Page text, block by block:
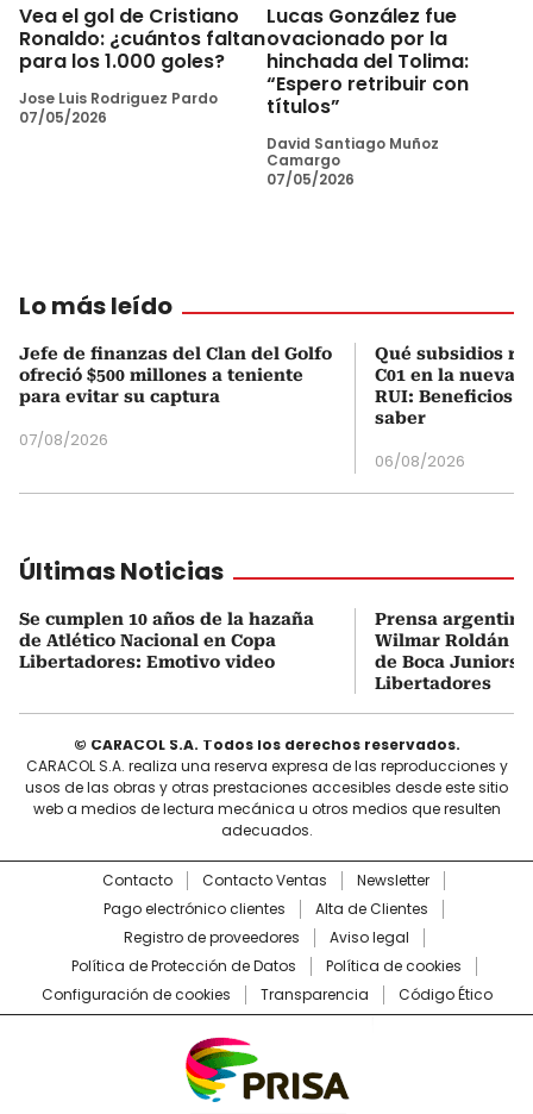
Vea el gol de Cristiano
Ronaldo: ¿cuántos faltan
para los 1.000 goles?
Jose Luis Rodriguez Pardo
07/05/2026
Lucas González fue
ovacionado por la
hinchada del Tolima:
“Espero retribuir con
títulos”
David Santiago Muñoz
Camargo
07/05/2026
Lo más leído
Jefe de finanzas del Clan del Golfo
ofreció $500 millones a teniente
para evitar su captura
07/08/2026
Qué subsidios
C01 en la nueva
RUI: Beneficios
saber
06/08/2026
Últimas Noticias
Se cumplen 10 años de la hazaña
de Atlético Nacional en Copa
Libertadores: Emotivo video
Prensa
Wilmar Roldán
de Boca Juniors
Libertadores
© CARACOL S.A. Todos los derechos reservados.
CARACOL S.A. realiza una reserva expresa de las reproducciones y
usos de las obras y otras prestaciones accesibles desde este sitio
web a medios de lectura mecánica u otros medios que resulten
adecuados.
Contacto Contacto Ventas
Newsletter
Pago electrónico clientes
Alta de Clientes
Registro de proveedores
Aviso legal
Política de Protección de Datos
Política de cookies
Configuración de cookies
Transparencia Código Ético